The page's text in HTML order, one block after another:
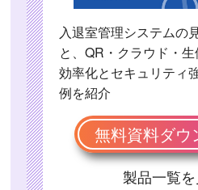
入退室管理システムの
と、QR・クラウド・
効率化とセキュリティ
例を紹介
無料資料ダウ
製品一覧